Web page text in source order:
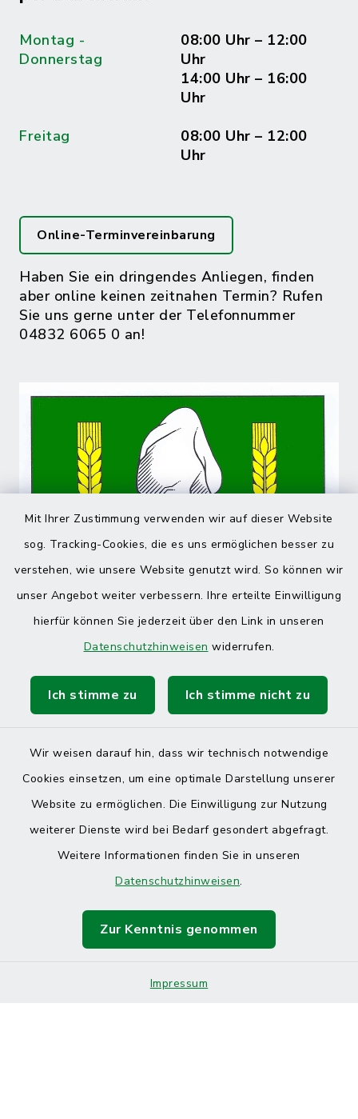
Mit Ihrer Zustimmung verwenden wir auf dieser Website
sog. Tracking-Cookies, die es uns ermöglichen besser zu
verstehen, wie unsere Website genutzt wird. So können wir
unser Angebot weiter verbessern. Ihre erteilte Einwilligung
hierfür können Sie jederzeit über den Link in unseren
Datenschutzhinweisen widerrufen.
Ich stimme zu Ich stimme nicht zu
Wir weisen darauf hin, dass wir technisch notwendige
Cookies einsetzen, um eine optimale Darstellung unserer
Website zu ermöglichen. Die Einwilligung zur Nutzung
weiterer Dienste wird bei Bedarf gesondert abgefragt.
Weitere Informationen finden Sie in unseren
Datenschutzhinweisen.
Zur Kenntnis genommen
Impressum
Montag -
Donnerstag
08:00 Uhr – 12:00
Uhr
14:00 Uhr – 16:00
Uhr
Freitag
08:00 Uhr – 12:00
Uhr
Online-Terminvereinbarung
Haben Sie ein dringendes Anliegen, finden
aber online keinen zeitnahen Termin? Rufen
Sie uns gerne unter der Telefonnummer
04832 6065 0 an!
Barrierefreiheit
Sitemap